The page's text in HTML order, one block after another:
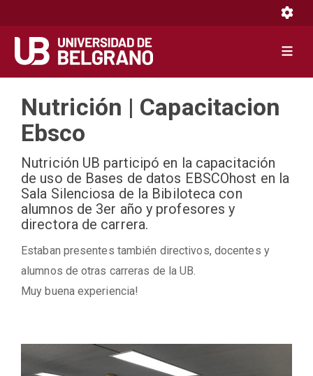
principal
Nutrición | Capacitacion
Ebsco
Nutrición UB participó en la capacitación
de uso de Bases de datos EBSCOhost en la
Sala Silenciosa de la Bibiloteca con
alumnos de 3er año y profesores y
directora de carrera.
Estaban presentes también directivos, docentes y
alumnos de otras carreras de la UB.
Muy buena experiencia!